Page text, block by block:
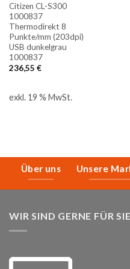
Citizen CL-S300
1000837
Thermodirekt 8
Punkte/mm (203dpi)
USB dunkelgrau
1000837
236,55 €
exkl. 19 % MwSt.
Über uns Unsere
WIR SIND GERNE FÜR